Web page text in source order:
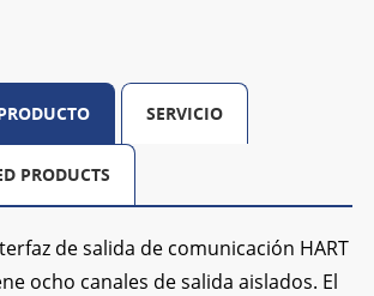
SERVICIO
PRODUCTS
de salida de comunicación HART
ocho canales de salida aislados. El